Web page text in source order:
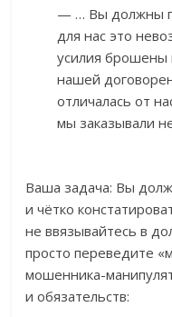
— … Вы должны
для нас это
усилия брошены
нашей
отличалась от
мы заказывали
Ваша задача: Вы
и чётко
не ввязывайтесь в
просто переведите
мошенника-
и обязательств: